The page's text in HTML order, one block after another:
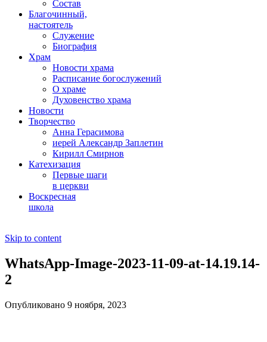
Состав
Благочинный,
настоятель
Служение
Биография
Храм
Новости храма
Расписание богослужений
О храме
Духовенство храма
Новости
Творчество
Анна Герасимова
иерей Александр Заплетин
Кирилл Смирнов
Катехизация
Первые шаги
в церкви
Воскресная
школа
Skip to content
WhatsApp-Image-2023-11-09-at-14.19.14-
2
Опубликовано 9 ноября, 2023